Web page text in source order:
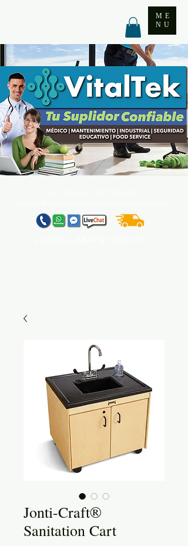
ME
NU
Jonti-Craft®
Sanitation Cart